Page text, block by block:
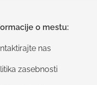
o mestu:
nas
zasebnosti